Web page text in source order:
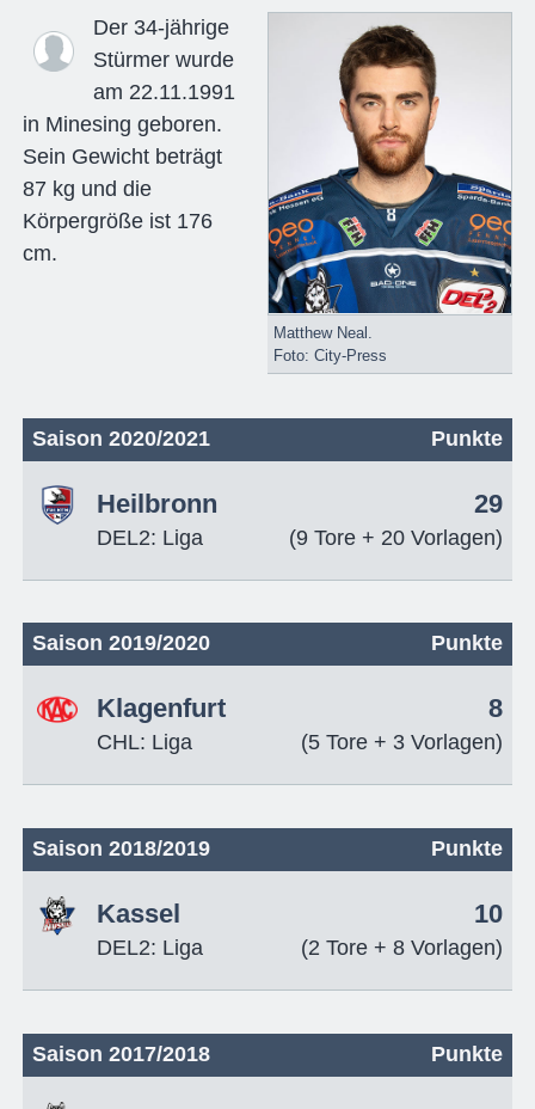
Matthew Neal.
Foto: City-Press
Der 34-jährige
Stürmer wurde
am 22.11.1991
in Minesing geboren.
Sein Gewicht beträgt
87 kg und die
Körpergröße ist 176
cm.
Saison 2020/2021 Punkte
Heilbronn
DEL2: Liga
29
(9 Tore + 20 Vorlagen)
Saison 2019/2020 Punkte
Klagenfurt
CHL: Liga
8
(5 Tore + 3 Vorlagen)
Saison 2018/2019 Punkte
Kassel
DEL2: Liga
10
(2 Tore + 8 Vorlagen)
Saison 2017/2018 Punkte